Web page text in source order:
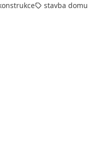
stavba domu